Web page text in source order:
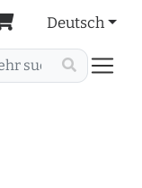
Deutsch